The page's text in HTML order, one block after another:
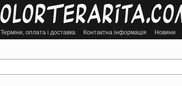
Терміни, оплата і доставка Контактна інформація Новини